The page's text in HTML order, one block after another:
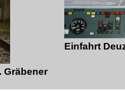
Gräbener
Einfahrt